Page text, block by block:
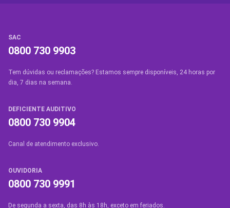
SAC
0800 730 9903
Tem dúvidas ou reclamações? Estamos sempre disponíveis, 24 horas por
dia, 7 dias na semana.
DEFICIENTE AUDITIVO
0800 730 9904
Canal de atendimento exclusivo.
OUVIDORIA
0800 730 9991
De segunda a sexta, das 8h às 18h, exceto em feriados.